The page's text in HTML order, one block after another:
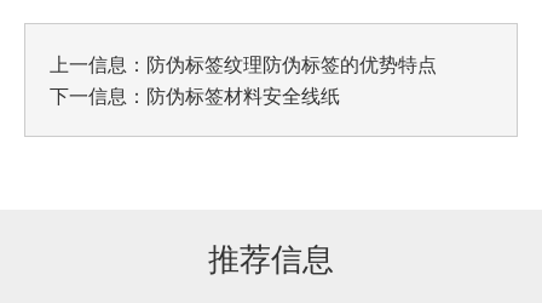
上一信息： 防伪标签纹理防伪标签的优势特点
下一信息： 防伪标签材料安全线纸
推荐信息